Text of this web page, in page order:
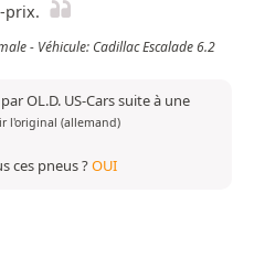
prix.
- Véhicule: Cadillac Escalade 6.2
OL.D. US-Cars suite à une
l'original (allemand)
ces pneus ?OUI